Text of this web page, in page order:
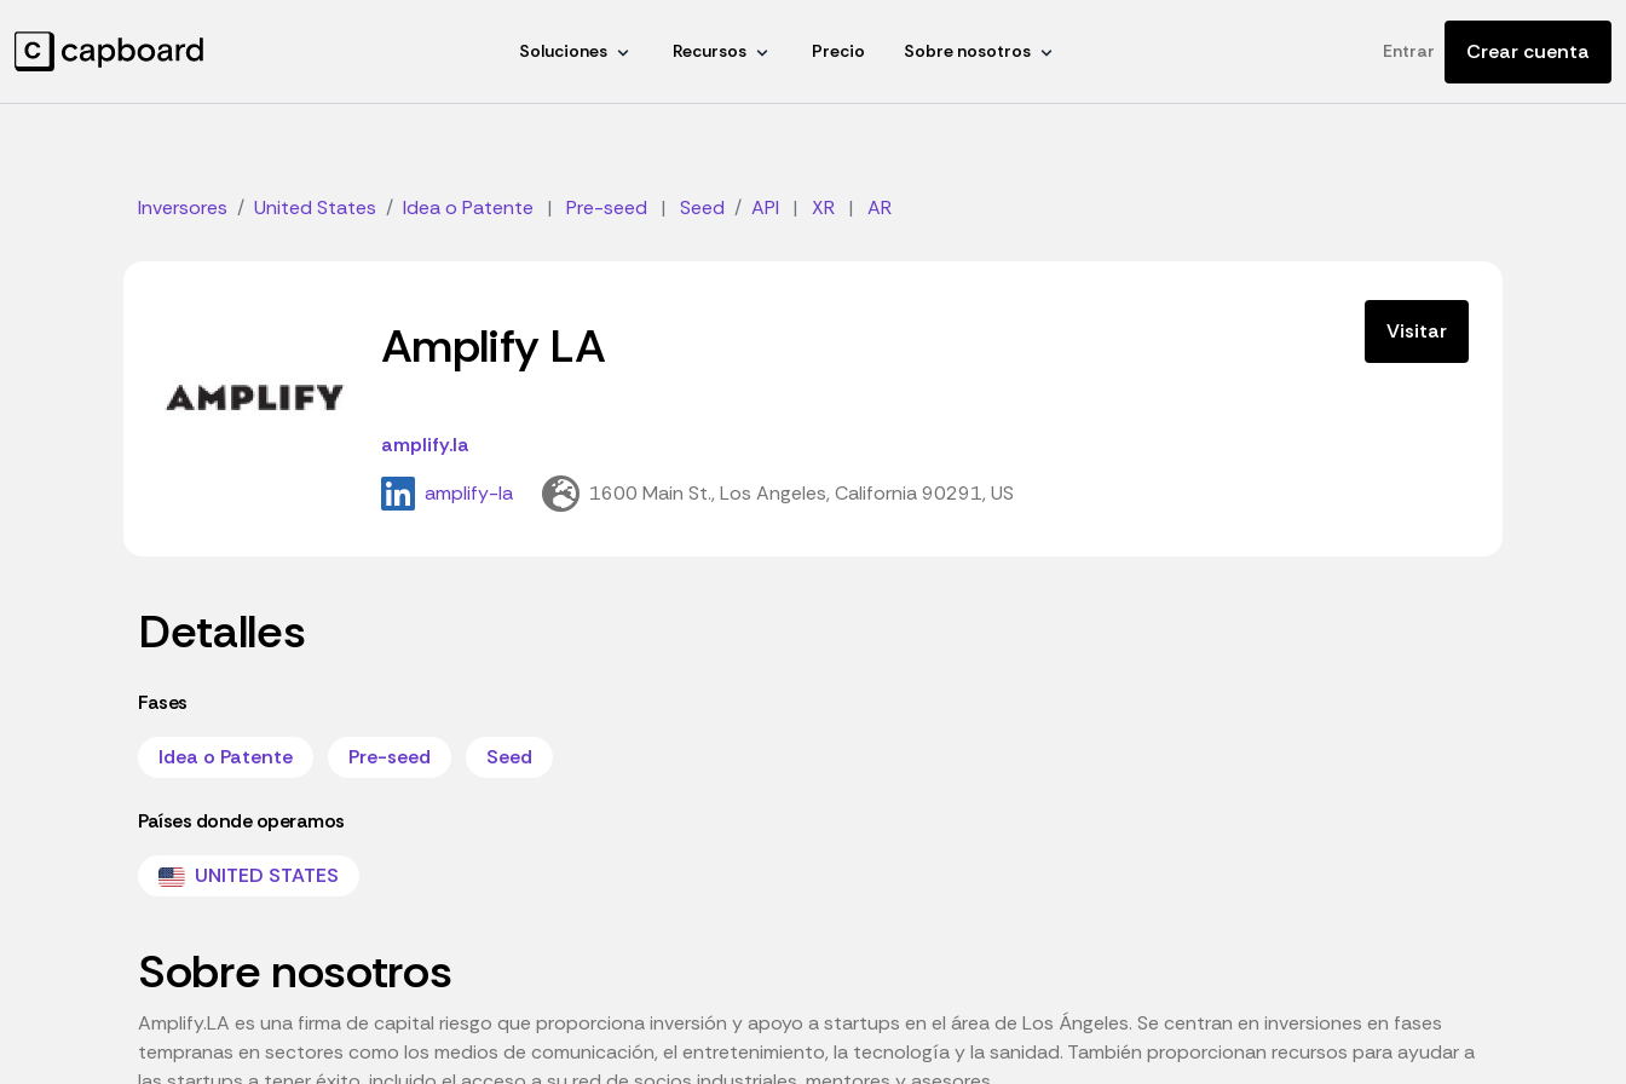
Soluciones Recursos Precio Sobre nosotros Entrar Crear cuenta
Inversores United States Idea o Patente | Pre-seed | Seed API | XR | AR
Amplify LA Visitar
amplify.la
amplify-la
1600 Main St., Los Angeles, California 90291, US
Detalles
Fases
Idea o Patente Pre-seed Seed
Países donde operamos
UNITED STATES
Sobre nosotros
Amplify.LA es una firma de capital riesgo que proporciona inversión y apoyo a startups en el área de Los Ángeles. Se centran en inversiones en fases
tempranas en sectores como los medios de comunicación, el entretenimiento, la tecnología y la sanidad. También proporcionan recursos para ayudar a